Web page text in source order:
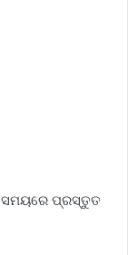
ସମୟରେ ପ୍ରସ୍ତୁତ